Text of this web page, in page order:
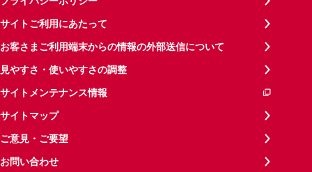
サイトご利用にあたって
お客さまご利用端末からの情報の外部送信について
見やすさ・使いやすさの調整
サイトメンテナンス情報
サイトマップ
ご意見・ご要望
お問い合わせ